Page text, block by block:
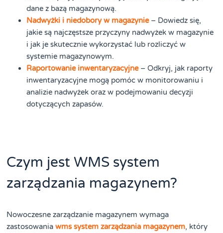
dane z bazą magazynową.
Nadwyżki i niedobory w magazynie– Dowiedz się,
jakie są najczęstsze przyczyny nadwyżek w magazynie
i jak je skutecznie wykorzystać lub rozliczyć w
systemie magazynowym.
Raportowanie inwentaryzacyjne– Odkryj, jak raporty
inwentaryzacyjne mogą pomóc w monitorowaniu i
analizie nadwyżek oraz w podejmowaniu decyzji
dotyczących zapasów.
Czym jest WMS system
zarządzania magazynem?
Nowoczesne zarządzanie magazynem wymaga
zastosowaniawms system zarządzania magazynem, który